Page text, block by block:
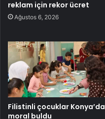
reklam için rekor ücret
Ağustos 6, 2026
Filistinli çocuklar Konya’da
moral buldu